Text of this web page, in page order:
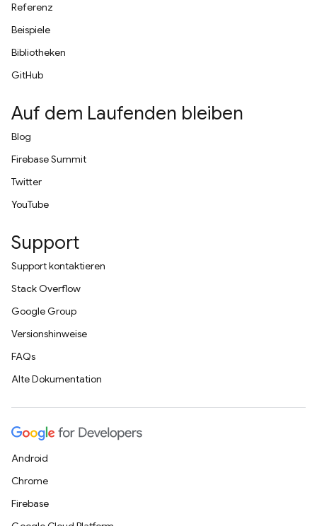
Referenz
Beispiele
Bibliotheken
GitHub
Auf dem Laufenden bleiben
Blog
Firebase Summit
Twitter
YouTube
Support
Support kontaktieren
Stack Overflow
Google Group
Versionshinweise
FAQs
Alte Dokumentation
Android
Chrome
Firebase